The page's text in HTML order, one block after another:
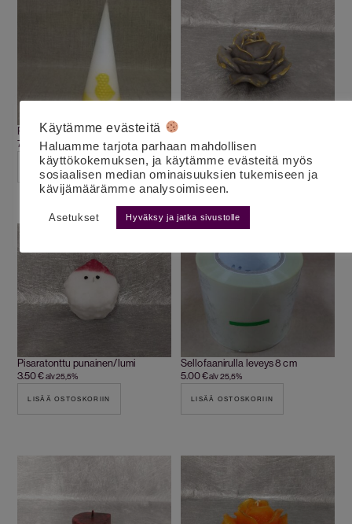
Pääsiäiskynttilä tipu
7.50
€alv 25,5%
LISÄÄ OSTOSKORIIN
10.00€ alv 25,5%
LISÄÄ OSTOSKORIIN
Pisaratonttu punainen/lumi
3.50€alv 25,5%
LISÄÄ OSTOSKORIIN
Sellofaanirulla leveys 8 cm
5.00€alv 25,5%
LISÄÄ OSTOSKORIIN
Käytämme evästeitä
Haluamme tarjota parhaan mahdollisen
käyttökokemuksen, ja käytämme evästeitä myös
sosiaalisen median ominaisuuksien tukemiseen ja
kävijämäärämme analysoimiseen.
Asetukset Hyväksy ja jatka sivustolle